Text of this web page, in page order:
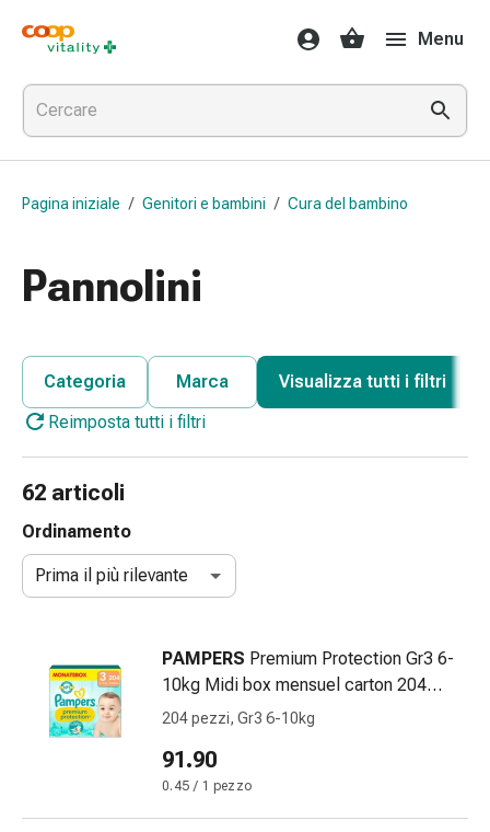
Farmaci
e
salute
Influenza
e
raffreddore
per
gola
Farmaci
raffreddore
Tosse
e
bronchite
accessori
Detergente
naso
Tessuti
Raffreddore
Menu
Pagina iniziale / Genitori e bambini / Cura del bambino
Pannolini
Categoria Marca
Visualizza tutti i filtri
Reimposta tutti i filtri
62 articoli
Ordinamento
Prima il più rilevante
PAMPERS Premium Protection Gr3 6-
10kg Midi box mensuel carton 204
pce
204 pezzi, Gr3 6-10kg
91.90
0.45 / 1 pezzo